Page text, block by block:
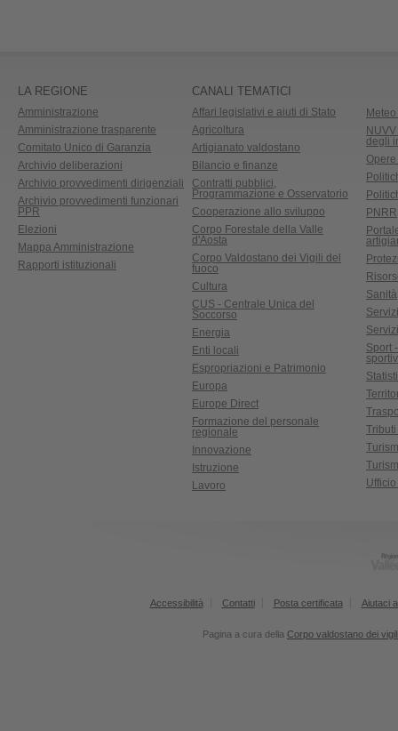
LA REGIONE
Amministrazione
Amministrazione trasparente
Comitato Unico di Garanzia
Archivio deliberazioni
Archivio provvedimenti dirigenziali
Archivio provvedimenti funzionari
PPR
Elezioni
Mappa Amministrazione
Rapporti istituzionali
CANALI TEMATICI
Affari legislativi e aiuti di Stato
Agricoltura
Artigianato valdostano
Bilancio e finanze
Contratti pubblici,
Programmazione e Osservatorio
Cooperazione allo sviluppo
Corpo Forestale della Valle
d'Aosta
Corpo Valdostano dei Vigili del
fuoco
Cultura
CUS - Centrale Unica del
Soccorso
Energia
Enti locali
Espropriazioni e Patrimonio
Europa
Europe Direct
Formazione del personale
regionale
Innovazione
Istruzione
Lavoro
degli
PNRR
Sanità
Sport
Accessibilità Contatti Posta certificata Aiutaci
Pagina a cura della Corpo valdostano dei